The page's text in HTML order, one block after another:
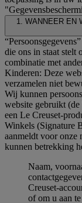
1. WANNEER EN
die ons in staat stelt
combinatie met
Kinderen: Deze
verzamelen niet
Wij kunnen
website gebruikt
een Le Creuset-
Winkels (Signature
aanmeldt voor onze
kunnen betrekking
Naam,
Creuset-
of om u aan